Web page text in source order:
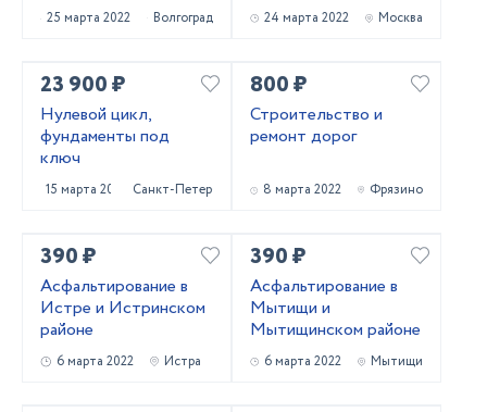
25 марта 2022 Волгоград 24 марта 2022 Москва
23 900 ₽
Нулевой цикл,
фундаменты под
ключ
15 марта 2022 Санкт-Петербург
800 ₽
Строительство и
ремонт дорог
8 марта 2022 Фрязино
390 ₽
Асфальтирование в
Истре и Истринском
районе
6 марта 2022 Истра
390 ₽
Асфальтирование в
Мытищи и
Мытищинском районе
6 марта 2022 Мытищи